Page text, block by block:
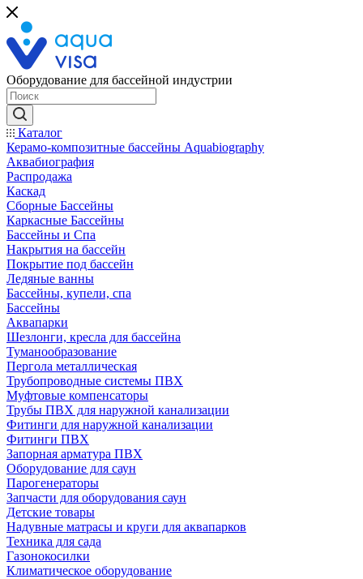
Оборудование для бассейной индустрии
Каталог
Керамо-композитные бассейны Aquabiography
Аквабиография
Распродажа
Каскад
Сборные Бассейны
Каркасные Бассейны
Бассейны и Спа
Накрытия на бассейн
Покрытие под бассейн
Ледяные ванны
Бассейны, купели, спа
Бассейны
Аквапарки
Шезлонги, кресла для бассейна
Туманообразование
Пергола металлическая
Трубопроводные системы ПВХ
Муфтовые компенсаторы
Трубы ПВХ для наружной канализации
Фитинги для наружной канализации
Фитинги ПВХ
Запорная арматура ПВХ
Оборудование для саун
Парогенераторы
Запчасти для оборудования саун
Детские товары
Надувные матрасы и круги для аквапарков
Техника для сада
Газонокосилки
Климатическое оборудование